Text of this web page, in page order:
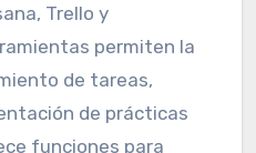
Trello y
permiten la
de tareas,
de prácticas
funciones para